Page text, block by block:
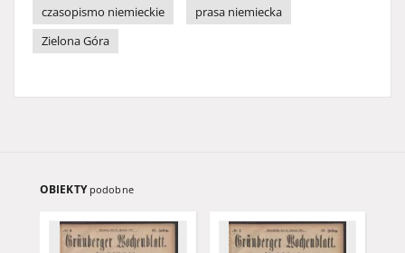
czasopismo niemieckie
prasa niemiecka
Zielona Góra
OBIEKTY podobne